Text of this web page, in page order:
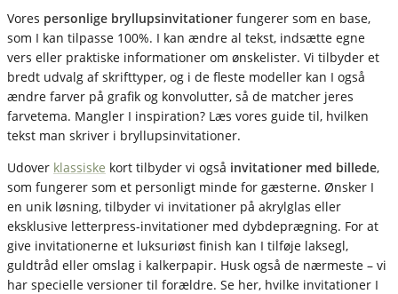
Vores personlige bryllupsinvitationer fungerer som en base,
som I kan tilpasse 100%. I kan ændre al tekst, indsætte egne
vers eller praktiske informationer om ønskelister. Vi tilbyder et
bredt udvalg af skrifttyper, og i de fleste modeller kan I også
ændre farver på grafik og konvolutter, så de matcher jeres
farvetema. Mangler I inspiration? Læs vores guide til, hvilken
tekst man skriver i bryllupsinvitationer.
Udover klassiske kort tilbyder vi også invitationer med billede,
som fungerer som et personligt minde for gæsterne. Ønsker I
en unik løsning, tilbyder vi invitationer på akrylglas eller
eksklusive letterpress-invitationer med dybdeprægning. For at
give invitationerne et luksuriøst finish kan I tilføje laksegl,
guldtråd eller omslag i kalkerpapir. Husk også de nærmeste – vi
har specielle versioner til forældre. Se her, hvilke invitationer I